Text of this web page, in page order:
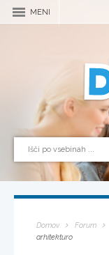
MENI
Domov Forum
arhitekturo